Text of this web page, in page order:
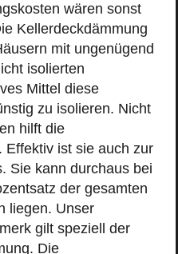
wären sonst
Kellerdeckdämmung
mit ungenügend
isolierten
Mittel diese
zu isolieren. Nicht
hilft die
Effektiv ist sie auch zur
Sie kann durchaus bei
der gesamten
liegen. Unser
gilt speziell der
Die